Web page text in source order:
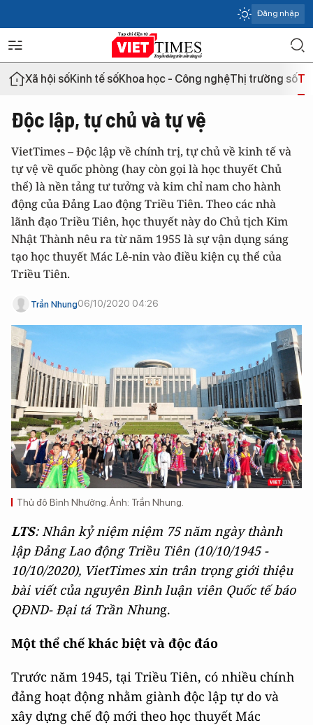
Đăng nhập
Xã hội sốKinh tế sốKhoa học - Công nghệThị trường số
Độc lập, tự chủ và tự vệ
VietTimes – Độc lập về chính trị, tự chủ về kinh tế và
tự vệ về quốc phòng (hay còn gọi là học thuyết Chủ
thể) là nền tảng tư tưởng và kim chỉ nam cho hành
động của Đảng Lao động Triều Tiên. Theo các nhà
lãnh đạo Triều Tiên, học thuyết này do Chủ tịch Kim
Nhật Thành nêu ra từ năm 1955 là sự vận dụng sáng
tạo học thuyết Mác Lê-nin vào điều kiện cụ thể của
Triều Tiên.
Trần Nhung06/10/2020 04:26
Thủ đô Bình Nhưỡng. Ảnh: Trần Nhung.
LTS: Nhân kỷ niệm niệm 75 năm ngày thành
lập Đảng Lao động Triều Tiên (10/10/1945 -
10/10/2020), VietTimes xin trân trọng giới thiệu
bài viết của nguyên Bình luận viên Quốc tế báo
QĐND- Đại tá Trần Nhung.
Một thể chế khác biệt và độc đáo
Trước năm 1945, tại Triều Tiên, có nhiều chính
đảng hoạt động nhằm giành độc lập tự do và
xây dựng chế độ mới theo học thuyết Mác